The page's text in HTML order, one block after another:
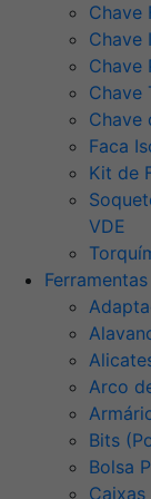
Chave
Chave
Chave
Chave
Chave
Faca
Kit de
VDE
Arco
Bits
Bolsa
Caixas